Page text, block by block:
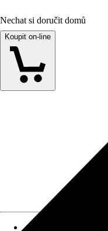
Nechat si doručit domů
Koupit on-line